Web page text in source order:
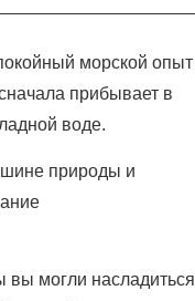
морской опыт
прибывает в
воде.
природы и
вы могли насладиться